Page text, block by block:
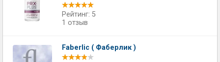
Рейтинг: 5
1 отзыв
Faberlic ( Фаберлик )